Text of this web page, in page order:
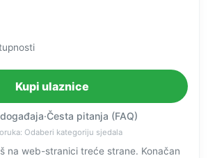
Kupi ulaznice
·Česta pitanja (FAQ)
Odaberi kategoriju sjedala
na web-stranici treće strane. Konačan